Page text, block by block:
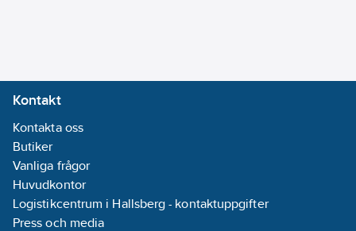
Kontakt
Kontakta oss
Butiker
Vanliga frågor
Huvudkontor
Logistikcentrum i Hallsberg - kontaktuppgifter
Press och media